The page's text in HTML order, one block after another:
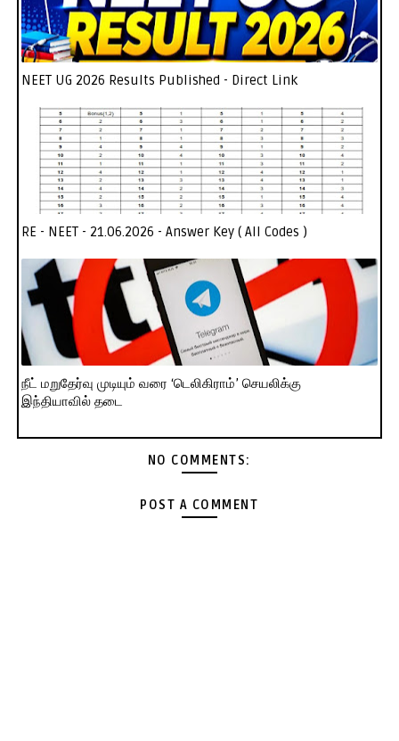
NEET UG 2026 Results Published - Direct Link
RE - NEET - 21.06.2026 - Answer Key ( All Codes )
நீட் மறுதேர்வு முடியும் வரை ‘டெலிகிராம்’ செயலிக்கு
இந்தியாவில் தடை
NO COMMENTS:
POST A COMMENT